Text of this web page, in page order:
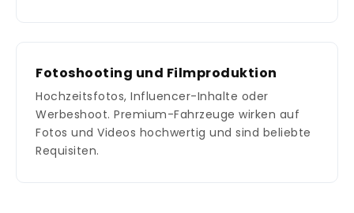
Fotoshooting und Filmproduktion
Hochzeitsfotos, Influencer-Inhalte oder
Werbeshoot. Premium-Fahrzeuge wirken auf
Fotos und Videos hochwertig und sind beliebte
Requisiten.